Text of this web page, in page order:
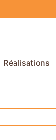
Réalisations